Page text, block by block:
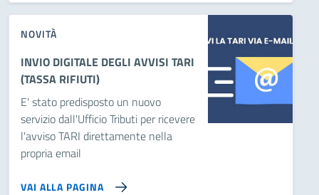
NOVITÀ
INVIO DIGITALE DEGLI AVVISI TARI
(TASSA RIFIUTI)
E' stato predisposto un nuovo
servizio dall'Ufficio Tributi per ricevere
l'avviso TARI direttamente nella
propria email
VAI ALLA PAGINA